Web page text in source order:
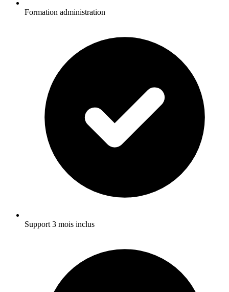
Formation administration
Support 3 mois inclus